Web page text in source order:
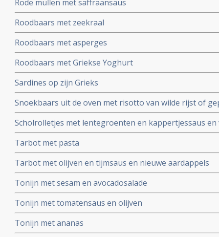
Rode mullen met saffraansaus
Roodbaars met zeekraal
Roodbaars met asperges
Roodbaars met Griekse Yoghurt
Sardines op zijn Grieks
Snoekbaars uit de oven met risotto van wilde rijst of
Scholrolletjes met lentegroenten en kappertjessaus en
Tarbot met pasta
Tarbot met olijven en tijmsaus en nieuwe aardappels
Tonijn met sesam en avocadosalade
Tonijn met tomatensaus en olijven
Tonijn met ananas